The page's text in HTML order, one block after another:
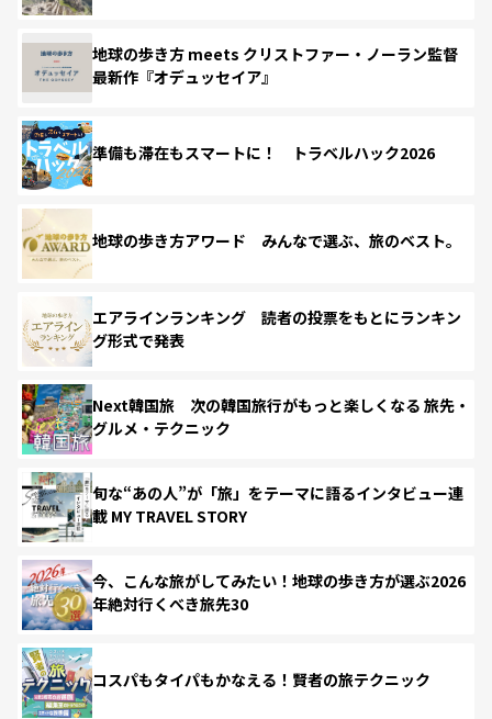
地球の歩き方 meets クリストファー・ノーラン監督
最新作『オデュッセイア』
準備も滞在もスマートに！ トラベルハック2026
地球の歩き方アワード みんなで選ぶ、旅のベスト。
エアラインランキング 読者の投票をもとにランキン
グ形式で発表
Next韓国旅 次の韓国旅行がもっと楽しくなる 旅先・
グルメ・テクニック
旬な“あの人”が「旅」をテーマに語るインタビュー連
載 MY TRAVEL STORY
今、こんな旅がしてみたい！地球の歩き方が選ぶ2026
年絶対行くべき旅先30
コスパもタイパもかなえる！賢者の旅テクニック